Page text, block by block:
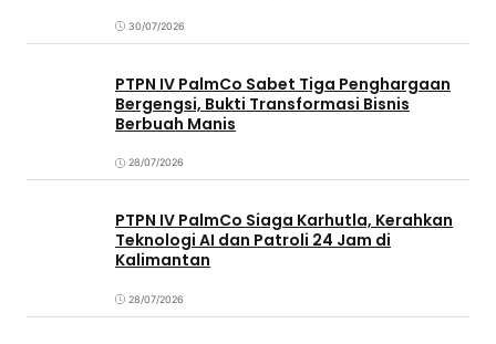
30/07/2026
PTPN IV PalmCo Sabet Tiga Penghargaan
Bergengsi, Bukti Transformasi Bisnis
Berbuah Manis
28/07/2026
PTPN IV PalmCo Siaga Karhutla, Kerahkan
Teknologi AI dan Patroli 24 Jam di
Kalimantan
28/07/2026